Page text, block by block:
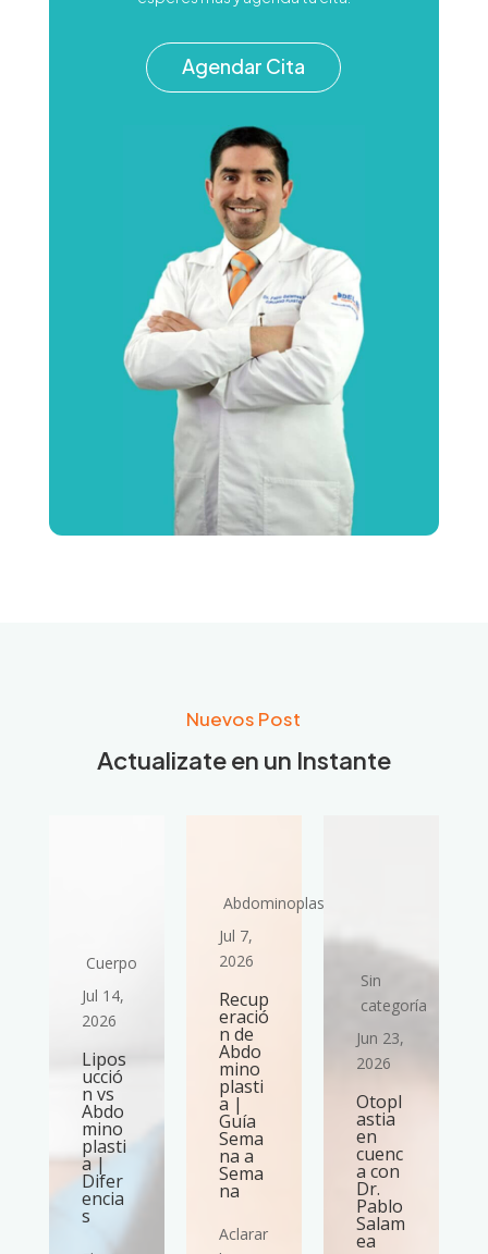
Agendar Cita
Nuevos Post
Actualizate en un Instante
Cuerpo
Jul 14,
2026
Lipos
ucció
n vs
Abdo
mino
plasti
a |
Difer
encia
s
Abdominoplastia
Jul 7,
2026
Recup
eració
n de
Abdo
mino
plasti
a |
Guía
Sema
na a
Sema
na
Aclarar
Sin
categoría
Jun 23,
2026
Otopl
astia
en
cuenc
a con
Dr.
Pablo
Salam
ea